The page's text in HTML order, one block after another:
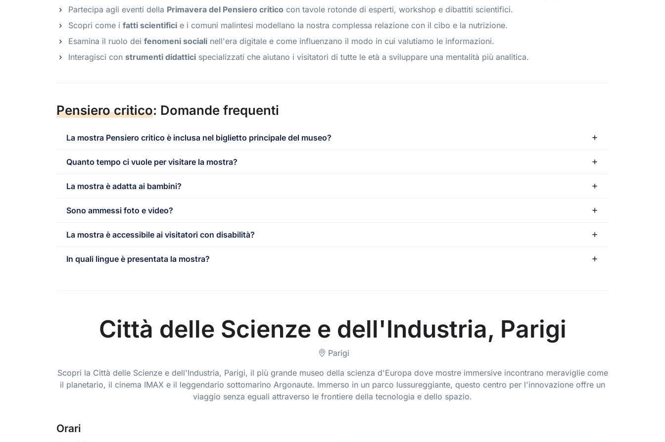
Partecipa agli eventi della Primavera del Pensiero critico con tavole rotonde di esperti, workshop e dibattiti scientifici.
Scopri come i fatti scientifici e i comuni malintesi modellano la nostra complessa relazione con il cibo e la nutrizione.
Esamina il ruolo dei fenomeni sociali nell'era digitale e come influenzano il modo in cui valutiamo le informazioni.
Interagisci con strumenti didattici specializzati che aiutano i visitatori di tutte le età a sviluppare una mentalità più analitica.
Pensiero critico: Domande frequenti
La mostra Pensiero critico è inclusa nel biglietto principale del museo?
Quanto tempo ci vuole per visitare la mostra?
La mostra è adatta ai bambini?
Sono ammessi foto e video?
La mostra è accessibile ai visitatori con disabilità?
In quali lingue è presentata la mostra?
Città delle Scienze e dell'Industria, Parigi
Parigi
Scopri la Città delle Scienze e dell'Industria, Parigi, il più grande museo della scienza d'Europa dove mostre immersive incontrano meraviglie come
il planetario, il cinema IMAX e il leggendario sottomarino Argonaute. Immerso in un parco lussureggiante, questo centro per l'innovazione offre un
viaggio senza eguali attraverso le frontiere della tecnologia e dello spazio.
Orari